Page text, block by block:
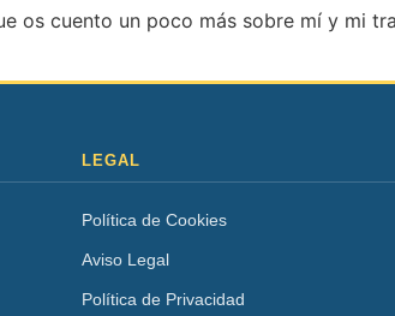
os cuento un poco más sobre mí y mi
LEGAL
Política de Cookies
Aviso Legal
Política de Privacidad